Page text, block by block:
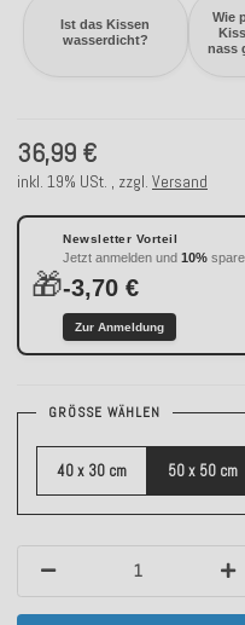
Ist das Kissen
wasserdicht?
Wie
nass
36,99 €
inkl. 19% USt. , zzgl. Versand
🎁
Newsletter Vorteil
Jetzt anmelden und 10%
-3,70 €
Zur Anmeldung
GRÖSSE WÄHLEN
40 x 30 cm 50 x 50 cm